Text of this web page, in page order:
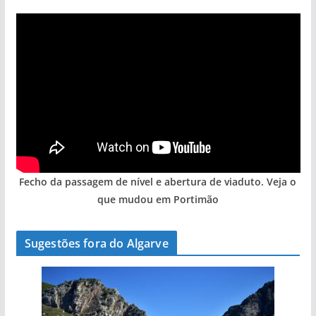
Fecho da passagem de nível e abertura de viaduto. Veja o
que mudou em Portimão
Sugestões fora do Algarve